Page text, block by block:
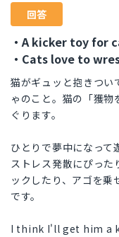
回答
・A kicker toy for
・Cats love to
猫がギュッと抱きつい
ゃのこと。猫の「獲
ぐります。
ひとりで夢中になって
ストレス発散にぴった
ックしたり、アゴを乗
です。
I think I'll get him a